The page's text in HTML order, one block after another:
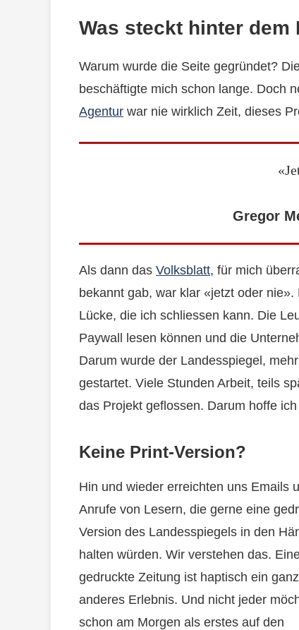
Was steckt hinter dem
Warum wurde die Seite gegründet?
beschäftigte mich schon lange. Doch
Agentur war nie wirklich Zeit, dieses
Gregor
Als dann das Volksblatt, für mich
bekannt gab, war klar «jetzt oder
Lücke, die ich schliessen kann. Die
Paywall lesen können und die
Darum wurde der Landesspiegel,
gestartet. Viele Stunden Arbeit, teils
das Projekt geflossen. Darum hoffe
Keine Print-Version?
Hin und wieder erreichten uns Emails
Anrufe von Lesern, die gerne eine
Version des Landesspiegels in den
halten würden. Wir verstehen das.
gedruckte Zeitung ist haptisch ein ganz
anderes Erlebnis. Und nicht jeder
schon am Morgen als erstes auf den